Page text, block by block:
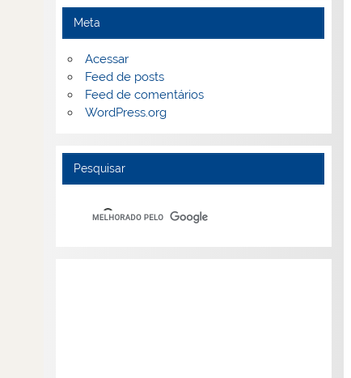
Meta
Acessar
Feed de posts
Feed de comentários
WordPress.org
Pesquisar